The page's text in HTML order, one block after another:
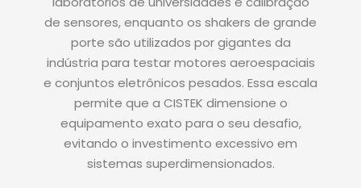
de sensores, enquanto os shakers de grande
porte são utilizados por gigantes da
indústria para testar motores aeroespaciais
e conjuntos eletrônicos pesados. Essa escala
permite que a CISTEK dimensione o
equipamento exato para o seu desafio,
evitando o investimento excessivo em
sistemas superdimensionados.